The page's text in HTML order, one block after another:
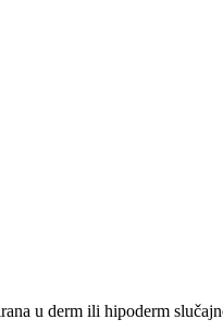
u derm ili hipoderm